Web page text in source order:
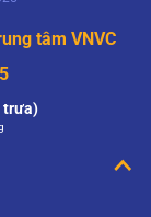
tâm VNVC
trưa)